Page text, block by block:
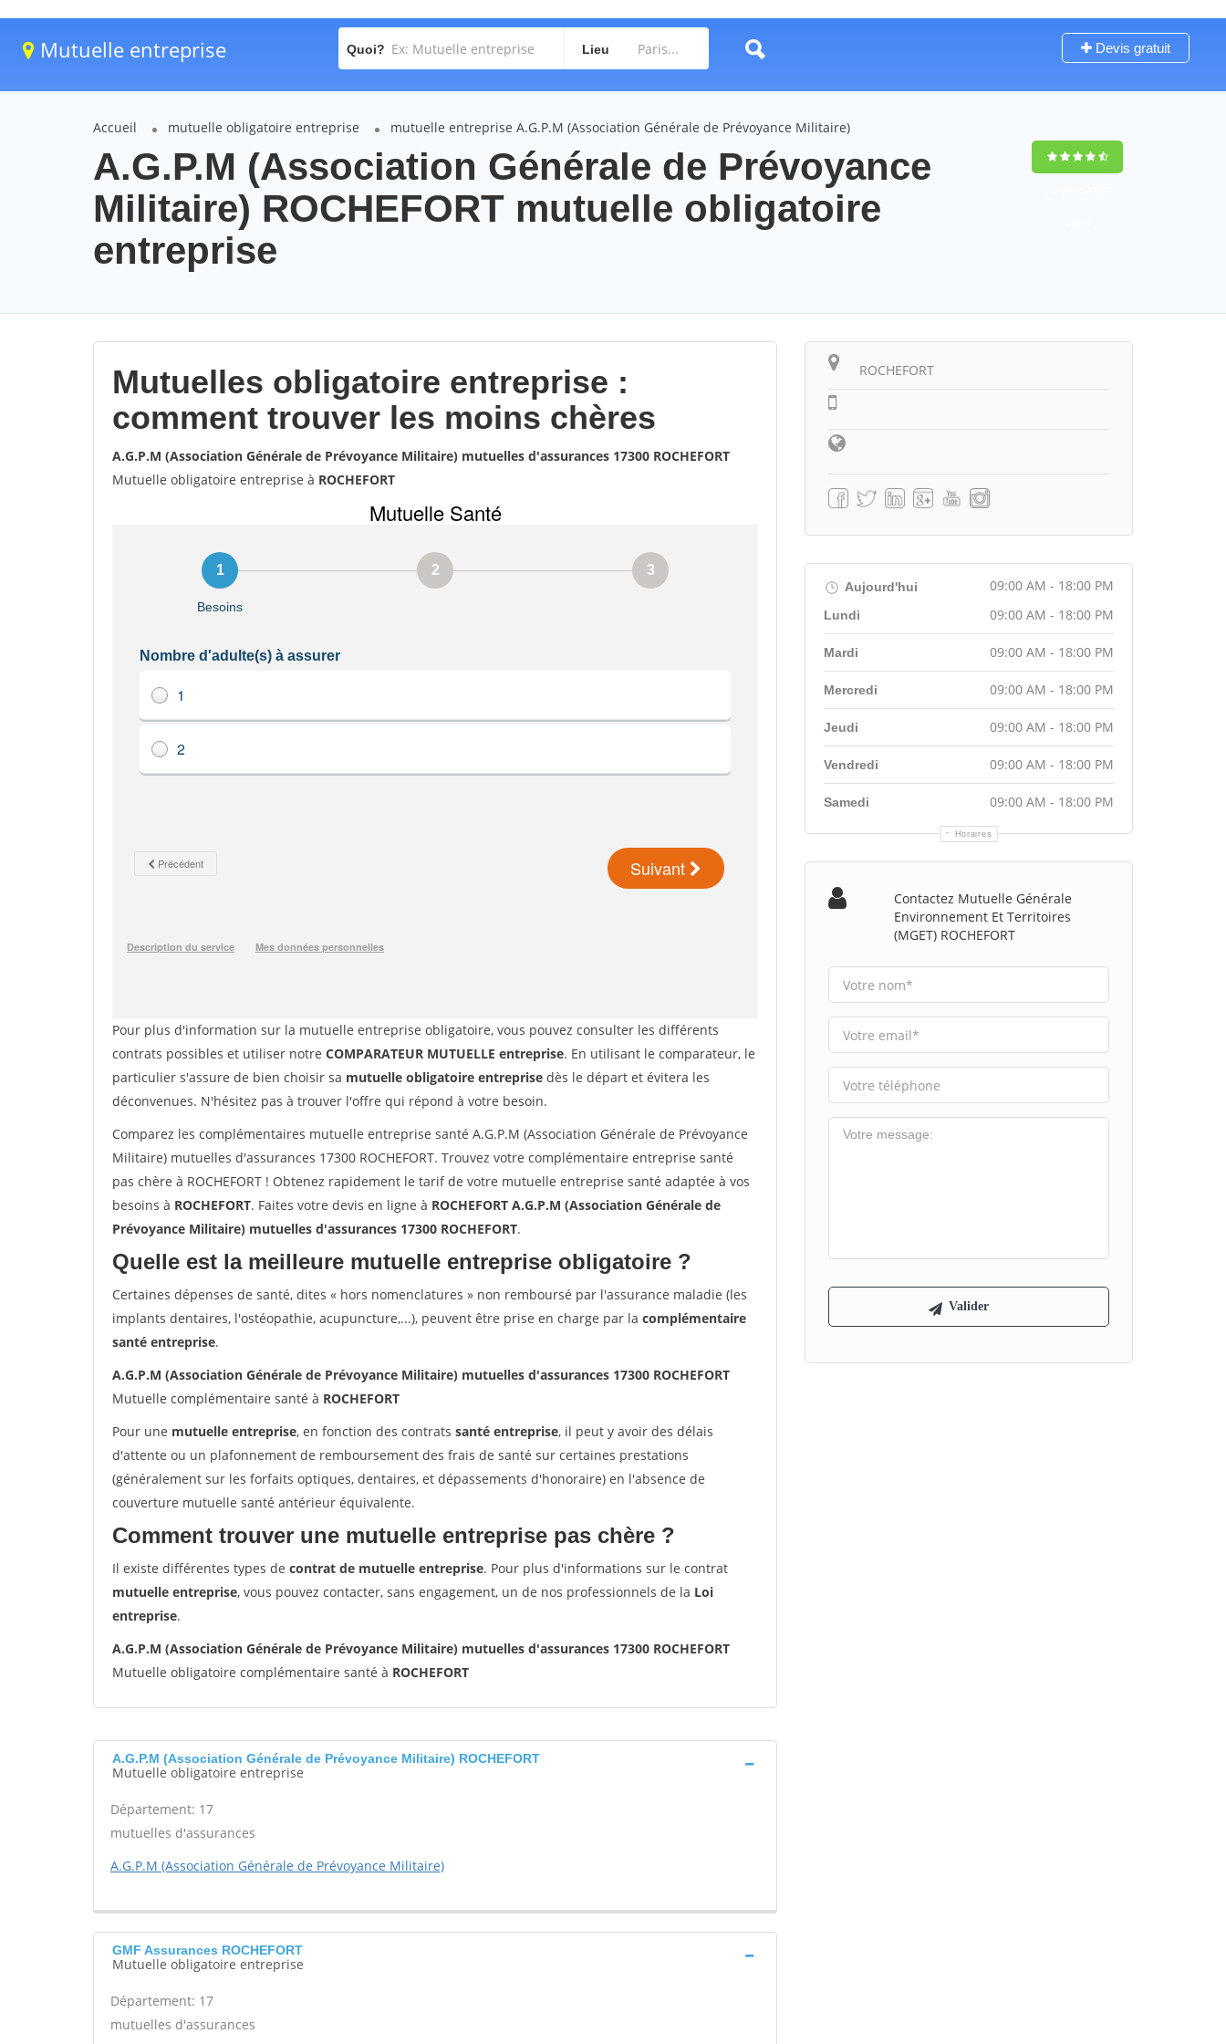
Mutuelle entreprise Quoi? Lieu Devis gratuit
Accueil mutuelle obligatoire entreprise mutuelle entreprise A.G.P.M (Association Générale de Prévoyance Militaire)
A.G.P.M (Association Générale de Prévoyance
Militaire) ROCHEFORT mutuelle obligatoire
entreprise
Mutuelles obligatoire entreprise :
comment trouver les moins chères
A.G.P.M (Association Générale de Prévoyance Militaire) mutuelles d'assurances 17300 ROCHEFORT
Mutuelle obligatoire entreprise à ROCHEFORT
Pour plus d'information sur la mutuelle entreprise obligatoire, vous pouvez consulter les différents
contrats possibles et utiliser notre COMPARATEUR MUTUELLE entreprise. En utilisant le comparateur, le
particulier s'assure de bien choisir sa mutuelle obligatoire entreprise dès le départ et évitera les
déconvenues. N'hésitez pas à trouver l'offre qui répond à votre besoin.
Comparez les complémentaires mutuelle entreprise santé A.G.P.M (Association Générale de Prévoyance
Militaire) mutuelles d'assurances 17300 ROCHEFORT. Trouvez votre complémentaire entreprise santé
pas chère à ROCHEFORT ! Obtenez rapidement le tarif de votre mutuelle entreprise santé adaptée à vos
besoins à ROCHEFORT. Faites votre devis en ligne à ROCHEFORT A.G.P.M (Association Générale de
Prévoyance Militaire) mutuelles d'assurances 17300 ROCHEFORT.
Quelle est la meilleure mutuelle entreprise obligatoire ?
Certaines dépenses de santé, dites « hors nomenclatures » non remboursé par l'assurance maladie (les
implants dentaires, l'ostéopathie, acupuncture,...), peuvent être prise en charge par la complémentaire
santé entreprise.
A.G.P.M (Association Générale de Prévoyance Militaire) mutuelles d'assurances 17300 ROCHEFORT
Mutuelle complémentaire santé à ROCHEFORT
Pour une mutuelle entreprise, en fonction des contrats santé entreprise, il peut y avoir des délais
d'attente ou un plafonnement de remboursement des frais de santé sur certaines prestations
(généralement sur les forfaits optiques, dentaires, et dépassements d'honoraire) en l'absence de
couverture mutuelle santé antérieur équivalente.
Comment trouver une mutuelle entreprise pas chère ?
Il existe différentes types de contrat de mutuelle entreprise. Pour plus d'informations sur le contrat
mutuelle entreprise, vous pouvez contacter, sans engagement, un de nos professionnels de la Loi
entreprise.
A.G.P.M (Association Générale de Prévoyance Militaire) mutuelles d'assurances 17300 ROCHEFORT
Mutuelle obligatoire complémentaire santé à ROCHEFORT
A.G.P.M (Association Générale de Prévoyance Militaire) ROCHEFORT
Mutuelle obligatoire entreprise
Département: 17
mutuelles d'assurances
A.G.P.M (Association Générale de Prévoyance Militaire)
GMF Assurances ROCHEFORT
Mutuelle obligatoire entreprise
Département: 17
mutuelles d'assurances
ROCHEFORT
Aujourd'hui 09:00 AM - 18:00 PM
Horaires
Lundi 09:00 AM - 18:00 PM
Mardi 09:00 AM - 18:00 PM
Mercredi 09:00 AM - 18:00 PM
Jeudi 09:00 AM - 18:00 PM
Vendredi 09:00 AM - 18:00 PM
Samedi 09:00 AM - 18:00 PM
Contactez Mutuelle Générale
Environnement Et Territoires
(MGET) ROCHEFORT